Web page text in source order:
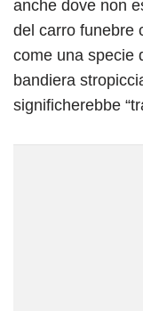
anche dove non
del carro funebre
come una specie
bandiera
significherebbe